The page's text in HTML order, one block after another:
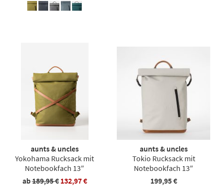
aunts & uncles
Yokohama Rucksack mit
Notebookfach 13″
ab189,95 € 132,97 €
aunts & uncles
Tokio Rucksack mit
Notebookfach 13″
199,95 €